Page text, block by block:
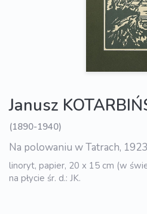
Janusz
(1890-1940)
Na polowaniu w Tatrach, 1923
linoryt, papier, 20 x 15 cm (w
na płycie śr. d.: JK.